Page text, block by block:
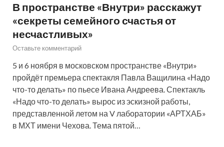
В пространстве «Внутри» расскажут
«секреты семейного счастья от
несчастливых»
Оставьте комментарий
5 и 6 ноября в московском пространстве «Внутри»
пройдёт премьера спектакля Павла Ващилина «Надо
что-то делать» по пьесе Ивана Андреева. Спектакль
«Надо что-то делать» вырос из эскизной работы,
представленной летом на V лаборатории «АРТХАБ»
в МХТ имени Чехова. Тема пятой…